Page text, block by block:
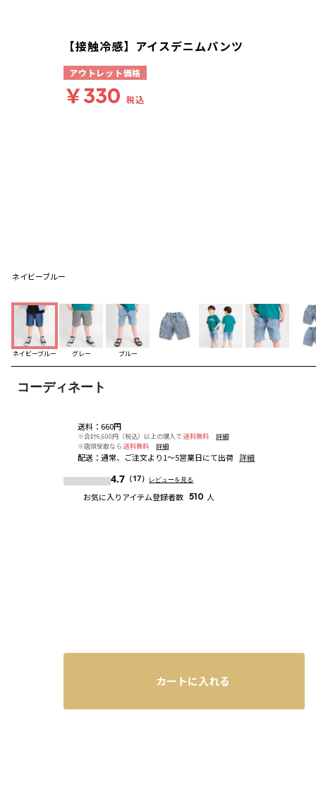
ネイビーブルー
ネイビーブルー グレー ブルー
コーディネート
送料 ： 660円
※合計6,600円（税込）以上の購入で 送料無料
詳細
※店頭受取なら 送料無料 詳細
配送 ：通常、ご注文より1～5営業日にて出荷 詳細
4.7 （17） レビューを見る
お気に入りアイテム登録者数 510 人
【接触冷感】アイスデニムパンツ
アウトレット価格
￥330 税込
カートに入れる